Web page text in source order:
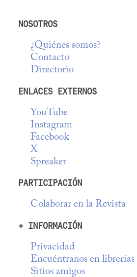
NOSOTROS
¿Quiénes somos?
Contacto
Directorio
ENLACES EXTERNOS
YouTube
Instagram
Facebook
X
Spreaker
PARTICIPACIÓN
Colaborar en la Revista
+ INFORMACIÓN
Privacidad
Encuéntranos en librerías
Sitios amigos